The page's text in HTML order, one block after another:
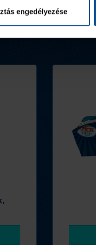
engedélyezése